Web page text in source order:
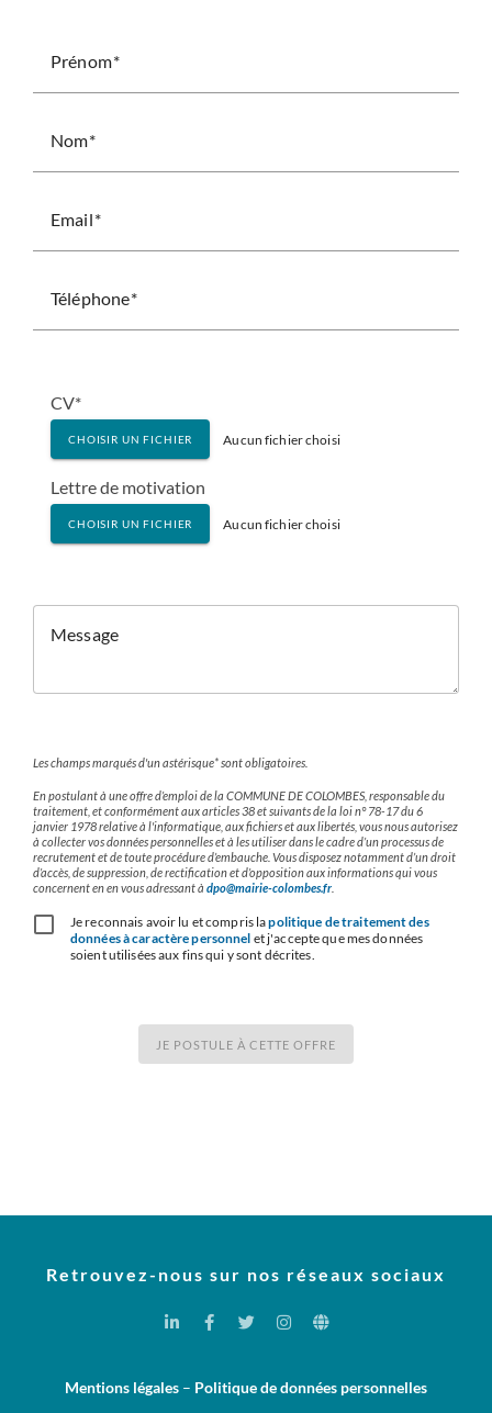
Prénom
Nom
Email
Téléphone
CV*
CHOISIR UN FICHIER Aucun fichier choisi
Lettre de motivation
CHOISIR UN FICHIER Aucun fichier choisi
Message
Les champs marqués d'un astérisque* sont obligatoires.
En postulant à une offre d’emploi de la COMMUNE DE COLOMBES, responsable du
traitement, et conformément aux articles 38 et suivants de la loi n° 78-17 du 6
janvier 1978 relative à l'informatique, aux fichiers et aux libertés, vous nous autorisez
à collecter vos données personnelles et à les utiliser dans le cadre d’un processus de
recrutement et de toute procédure d’embauche. Vous disposez notamment d’un droit
d’accès, de suppression, de rectification et d’opposition aux informations qui vous
concernent en en vous adressant à dpo@mairie-colombes.fr
Je reconnais avoir lu et compris lapolitique de traitement des
données à caractère personnel et j'accepte que mes données
soient utilisées aux fins qui y sont décrites.
JE POSTULE À CETTE OFFRE
Retrouvez-nous sur nos réseaux sociaux
Mentions légales – Politique de données personnelles